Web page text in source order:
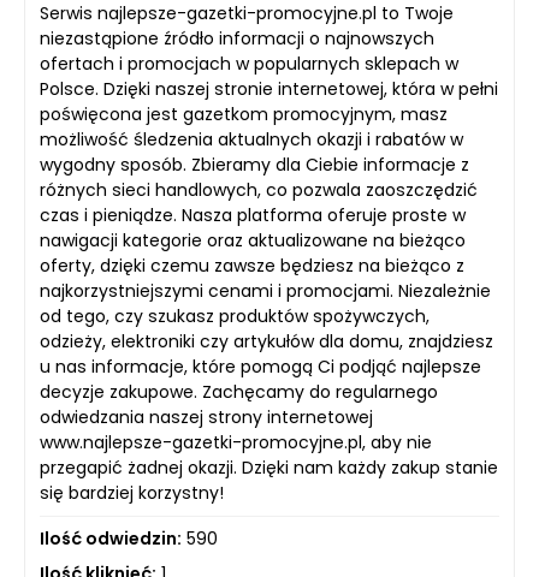
Serwis najlepsze-gazetki-promocyjne.pl to Twoje
niezastąpione źródło informacji o najnowszych
ofertach i promocjach w popularnych sklepach w
Polsce. Dzięki naszej stronie internetowej, która w pełni
poświęcona jest gazetkom promocyjnym, masz
możliwość śledzenia aktualnych okazji i rabatów w
wygodny sposób. Zbieramy dla Ciebie informacje z
różnych sieci handlowych, co pozwala zaoszczędzić
czas i pieniądze. Nasza platforma oferuje proste w
nawigacji kategorie oraz aktualizowane na bieżąco
oferty, dzięki czemu zawsze będziesz na bieżąco z
najkorzystniejszymi cenami i promocjami. Niezależnie
od tego, czy szukasz produktów spożywczych,
odzieży, elektroniki czy artykułów dla domu, znajdziesz
u nas informacje, które pomogą Ci podjąć najlepsze
decyzje zakupowe. Zachęcamy do regularnego
odwiedzania naszej strony internetowej
www.najlepsze-gazetki-promocyjne.pl, aby nie
przegapić żadnej okazji. Dzięki nam każdy zakup stanie
się bardziej korzystny!
Ilość odwiedzin: 590